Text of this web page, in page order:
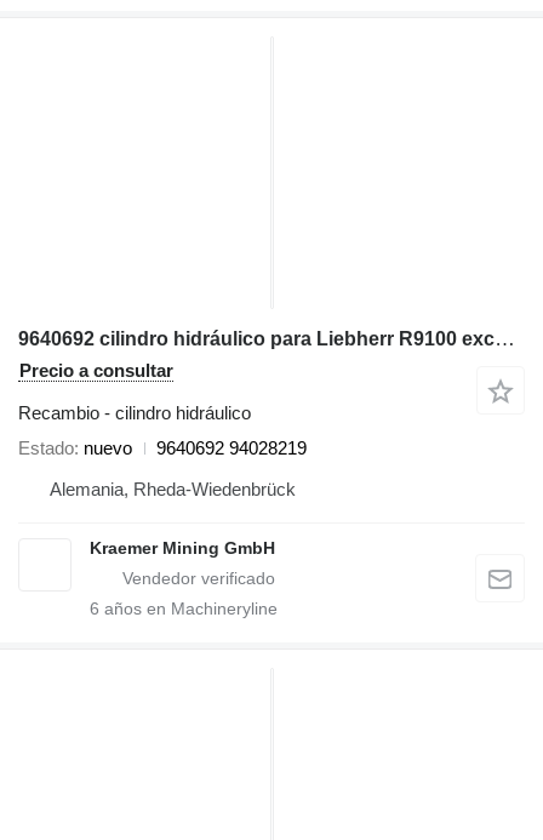
9640692 cilindro hidráulico para Liebherr R9100 excavadora
Precio a consultar
Recambio - cilindro hidráulico
Estado nuevo
9640692 94028219
Alemania, Rheda-Wiedenbrück
Kraemer Mining GmbH
6 años en Machineryline